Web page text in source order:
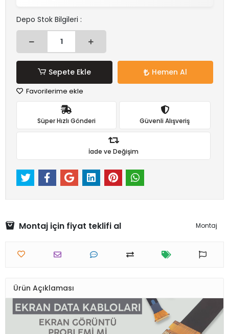
Depo Stok Bilgileri :
Sepete Ekle Hemen Al
Favorilerime ekle
Süper Hızlı Gönderi Güvenli Alışveriş
İade ve Değişim
Montaj için fiyat teklifi al Montaj
Ürün Açıklaması